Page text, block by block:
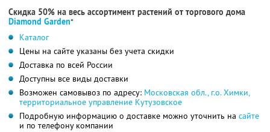
Скидка 50% на весь ассортимент растений от торгового дома
Diamond Garden*
Каталог
Цены на сайте указаны без учета скидки
Доставка по всей России
Доступны все виды доставки
Возможен самовывоз по адресу: Московская обл., г.о. Химки,
территориальное управление Кутузовское
Подробную информацию о доставке можно уточнить на сайте
и по телефону компании